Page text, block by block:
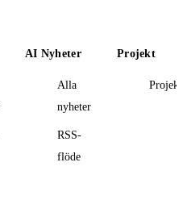
AI Nyheter
Alla
nyheter
RSS-
flöde
Projekt
Projekt